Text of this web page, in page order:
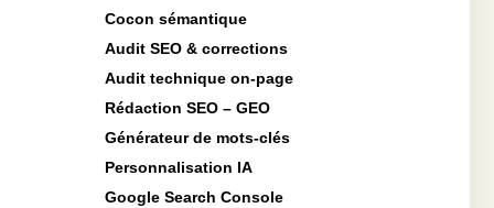
Cocon sémantique
Audit SEO & corrections
Audit technique on-page
Rédaction SEO – GEO
Générateur de mots-clés
Personnalisation IA
Google Search Console